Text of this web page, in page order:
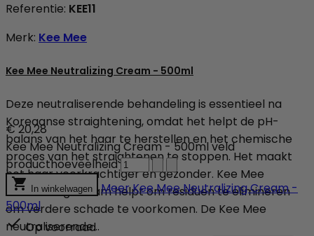
Referentie: KEE11
Merk: Kee Mee
Kee Mee Neutralizing Cream - 500ml
Deze neutraliserende behandeling is essentieel na
Koreaanse straightening, omdat het helpt de pH-
balans van het haar te herstellen en het chemische
proces van het straightenen te stoppen. Het maakt
het haar veerkrachtiger en gezonder. Kee Mee
Neutralizing Cream helpt om residuen te elimineren
om verdere schade te voorkomen. De Kee Mee
neutraliserende...
€ 20,28
Kee Mee Neutralizing Cream - 500ml veld
producthoeveelheid
 In winkelwagen MeerKee Mee Neutralizing Cream -
500ml
Op voorraad